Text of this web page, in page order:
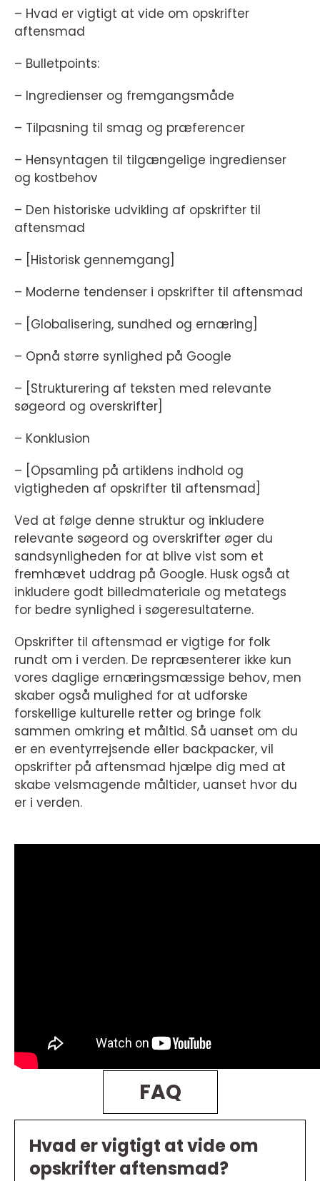
– Hvad er vigtigt at vide om opskrifter
aftensmad
– Bulletpoints:
– Ingredienser og fremgangsmåde
– Tilpasning til smag og præferencer
– Hensyntagen til tilgængelige ingredienser
og kostbehov
– Den historiske udvikling af opskrifter til
aftensmad
– [Historisk gennemgang]
– Moderne tendenser i opskrifter til aftensmad
– [Globalisering, sundhed og ernæring]
– Opnå større synlighed på Google
– [Strukturering af teksten med relevante
søgeord og overskrifter]
– Konklusion
– [Opsamling på artiklens indhold og
vigtigheden af opskrifter til aftensmad]
Ved at følge denne struktur og inkludere
relevante søgeord og overskrifter øger du
sandsynligheden for at blive vist som et
fremhævet uddrag på Google. Husk også at
inkludere godt billedmateriale og metategs
for bedre synlighed i søgeresultaterne.
Opskrifter til aftensmad er vigtige for folk
rundt om i verden. De repræsenterer ikke kun
vores daglige ernæringsmæssige behov, men
skaber også mulighed for at udforske
forskellige kulturelle retter og bringe folk
sammen omkring et måltid. Så uanset om du
er en eventyrrejsende eller backpacker, vil
opskrifter på aftensmad hjælpe dig med at
skabe velsmagende måltider, uanset hvor du
er i verden.
FAQ
Hvad er vigtigt at vide om
opskrifter aftensmad?